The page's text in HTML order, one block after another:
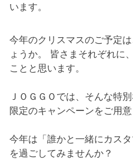
います。
今年のクリスマスのご予定
ょうか。 皆さまそれぞれに
ことと思います。
ＪＯＧＧＯでは、そんな特
限定のキャンペーンをご用意
今年は「誰かと一緒にカス
を過ごしてみませんか？